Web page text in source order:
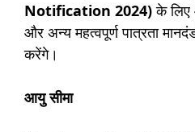
Notification 2024)के लिए
और अन्य महत्वपूर्ण पात्रता
करेंगे।
आयु सीमा